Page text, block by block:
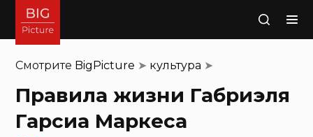
Поиск
Смотрите BigPicture ➤ культура ➤
Правила жизни Габриэля
Гарсиа Маркеса